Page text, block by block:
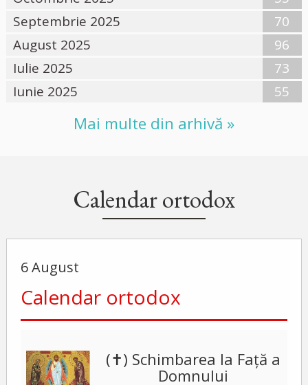
Septembrie 2025
70
August 2025
96
Iulie 2025
73
Iunie 2025
55
Mai multe din arhivă »
Calendar ortodox
6 August
Calendar ortodox
(✝) Schimbarea la Față a
Domnului